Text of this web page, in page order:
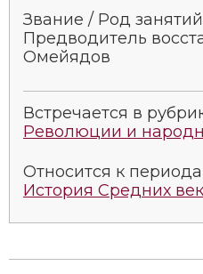
Россия
Северная Америка
Специальные
СССР
Звание / Род
Предводитель
Омейядов
Встречается в
Революции и
Относится к
История Средних